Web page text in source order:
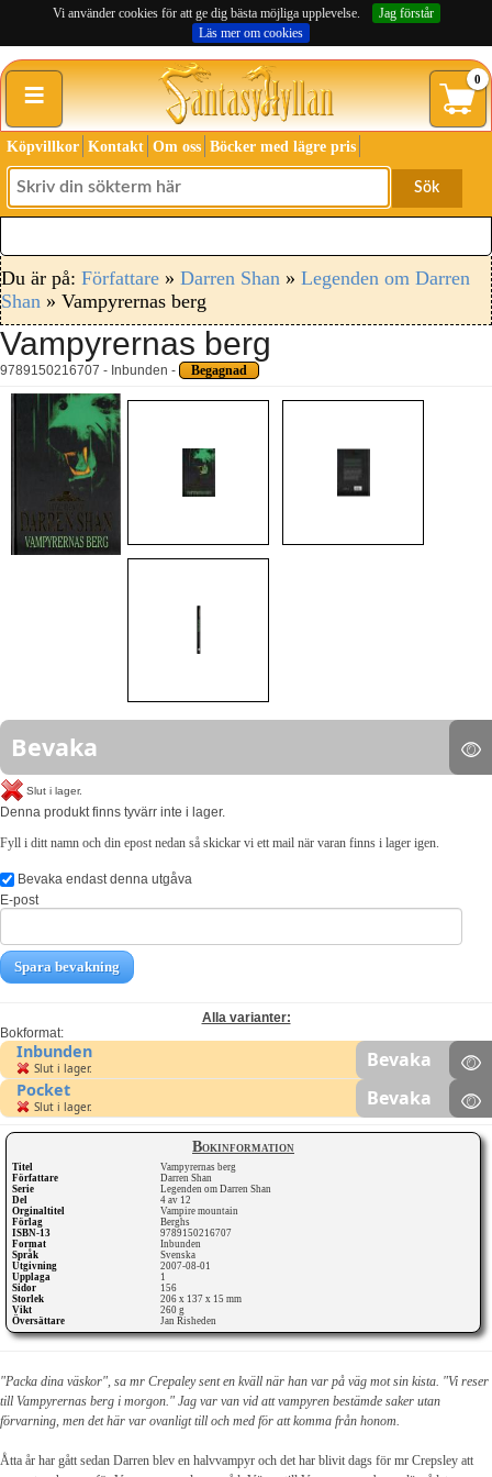
Vi använder cookies för att ge dig bästa möjliga upplevelse.
Jag förstår
Läs mer om cookies
≡ 0
Köpvillkor Kontakt Om oss Böcker med lägre pris
Sök
Du är på: Författare » Darren Shan » Legenden om Darren
Shan » Vampyrernas berg
Vampyrernas berg
9789150216707 - Inbunden - Begagnad
Bokinformation
Titel
Vampyrernas berg
Författare
Darren Shan
Serie
Legenden om Darren Shan
Del
4 av 12
Orginaltitel
Vampire mountain
Förlag
Berghs
ISBN-13
9789150216707
Format
Inbunden
Språk
Svenska
Utgivning
2007-08-01
Upplaga
1
Sidor
156
Storlek
206 x 137 x 15 mm
Vikt
260 g
Översättare
Jan Risheden
Bevaka
Slut i lager.
Denna produkt finns tyvärr inte i lager.
Fyll i ditt namn och din epost nedan så skickar vi ett mail när varan finns i lager igen.
Bevaka endast denna utgåva
E-post
Spara bevakning
Alla varianter:
Bokformat:
Inbunden
Slut i lager. Bevaka
Pocket
Slut i lager. Bevaka
"Packa dina väskor", sa mr Crepaley sent en kväll när han var på väg mot sin kista. "Vi reser
till Vampyrernas berg i morgon." Jag var van vid att vampyren bestämde saker utan
förvarning, men det här var ovanligt till och med för att komma från honom.
Åtta år har gått sedan Darren blev en halvvampyr och det har blivit dags för mr Crepsley att